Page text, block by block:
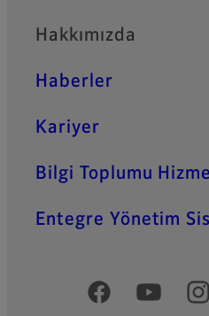
Hakkımızda
Haberler
Kariyer
Bilgi Toplumu
Entegre Yönetim
Resmi Sosyal Medya